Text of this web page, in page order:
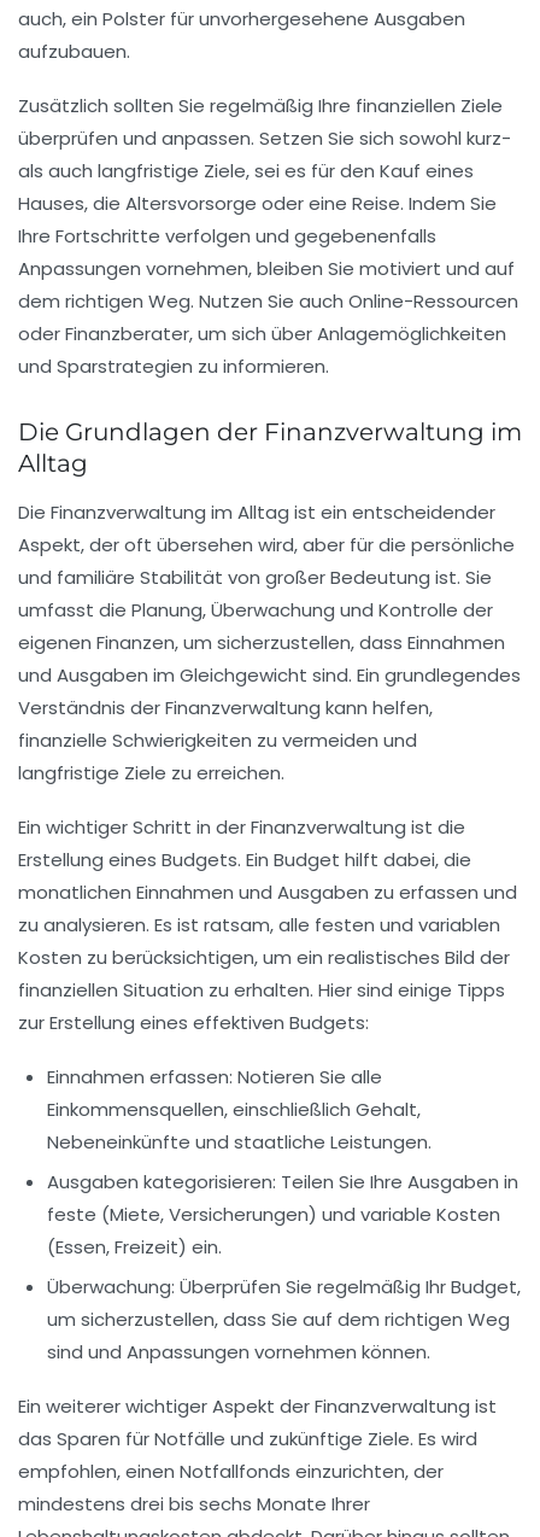
auch, ein Polster für unvorhergesehene Ausgaben
aufzubauen.
Zusätzlich sollten Sie regelmäßig Ihre finanziellen Ziele
überprüfen und anpassen. Setzen Sie sich sowohl kurz-
als auch langfristige Ziele, sei es für den Kauf eines
Hauses, die Altersvorsorge oder eine Reise. Indem Sie
Ihre Fortschritte verfolgen und gegebenenfalls
Anpassungen vornehmen, bleiben Sie motiviert und auf
dem richtigen Weg. Nutzen Sie auch Online-Ressourcen
oder Finanzberater, um sich über Anlagemöglichkeiten
und Sparstrategien zu informieren.
Die Grundlagen der Finanzverwaltung im
Alltag
Die Finanzverwaltung im Alltag ist ein entscheidender
Aspekt, der oft übersehen wird, aber für die persönliche
und familiäre Stabilität von großer Bedeutung ist. Sie
umfasst die Planung, Überwachung und Kontrolle der
eigenen Finanzen, um sicherzustellen, dass Einnahmen
und Ausgaben im Gleichgewicht sind. Ein grundlegendes
Verständnis der Finanzverwaltung kann helfen,
finanzielle Schwierigkeiten zu vermeiden und
langfristige Ziele zu erreichen.
Ein wichtiger Schritt in der Finanzverwaltung ist die
Erstellung eines Budgets. Ein Budget hilft dabei, die
monatlichen Einnahmen und Ausgaben zu erfassen und
zu analysieren. Es ist ratsam, alle festen und variablen
Kosten zu berücksichtigen, um ein realistisches Bild der
finanziellen Situation zu erhalten. Hier sind einige Tipps
zur Erstellung eines effektiven Budgets:
Einnahmen erfassen: Notieren Sie alle
Einkommensquellen, einschließlich Gehalt,
Nebeneinkünfte und staatliche Leistungen.
Ausgaben kategorisieren: Teilen Sie Ihre Ausgaben in
feste (Miete, Versicherungen) und variable Kosten
(Essen, Freizeit) ein.
Überwachung: Überprüfen Sie regelmäßig Ihr Budget,
um sicherzustellen, dass Sie auf dem richtigen Weg
sind und Anpassungen vornehmen können.
Ein weiterer wichtiger Aspekt der Finanzverwaltung ist
das Sparen für Notfälle und zukünftige Ziele. Es wird
empfohlen, einen Notfallfonds einzurichten, der
mindestens drei bis sechs Monate Ihrer